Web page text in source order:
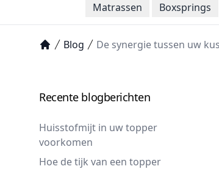
Matrassen Boxsprings
Blog De synergie tussen uw
Recente blogberichten
Huisstofmijt in uw topper
voorkomen
Hoe de tijk van een topper